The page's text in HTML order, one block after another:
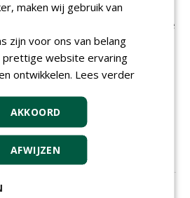
boom weliswaar niet op
maar wel op een plaats waar deze
dus ook gewoon
controles en handhaving,
moment om de aanplant van
te brengen.
van denken. en als je misschien
niet. Jawel het gebeurt al op
maken wij gebruik van
zijn voor ons van belang
prettige website ervaring
ontwikkelen. Lees verder
AKKOORD
AFWIJZEN